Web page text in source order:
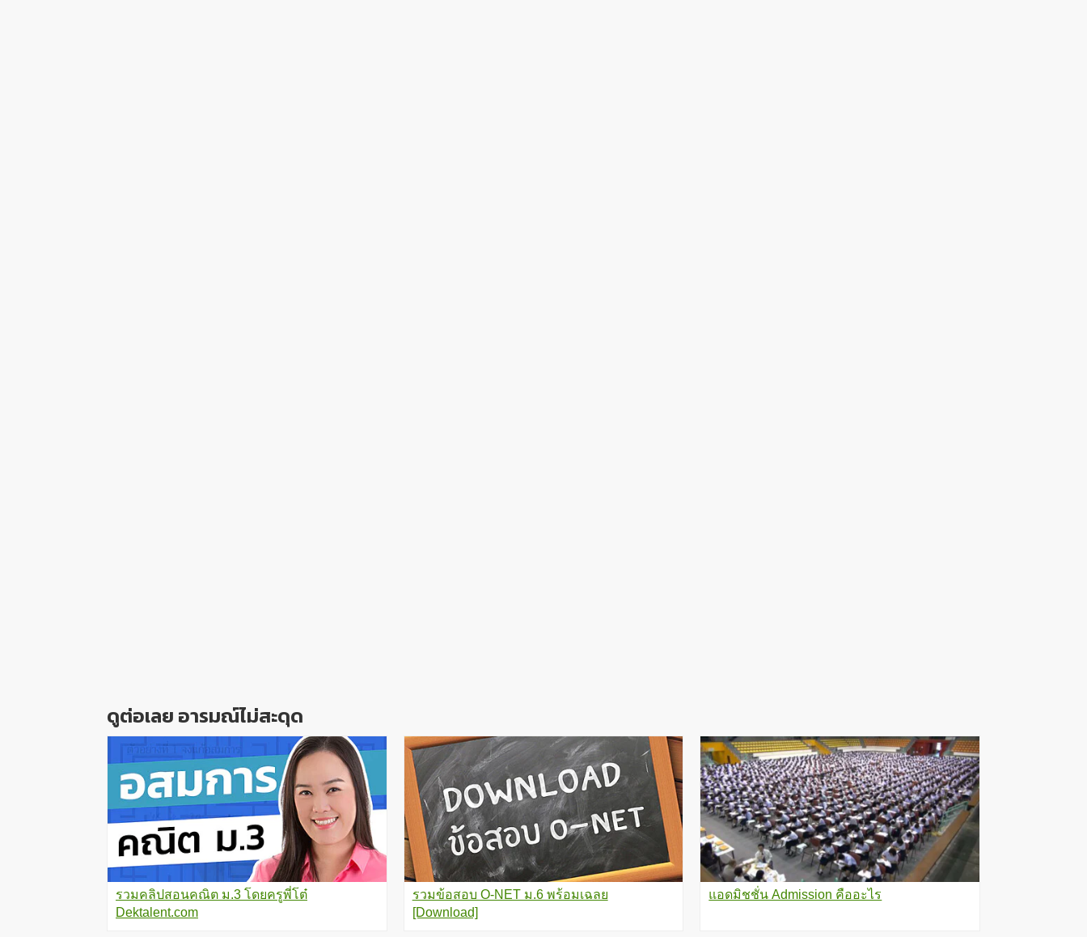
ดูต่อเลย อารมณ์ไม่สะดุด
รวมคลิปสอนคณิต ม.3 โดยครูพี่โต๋
Dektalent.com
รวมข้อสอบ O-NET ม.6 พร้อมเฉลย
[Download]
แอดมิชชั่น Admission คืออะไร